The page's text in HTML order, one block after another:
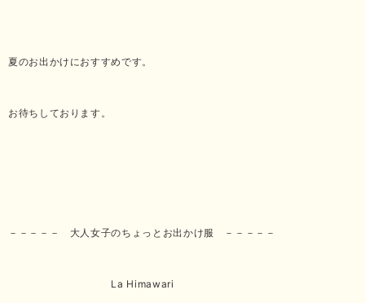
夏のお出かけにおすすめです。
お待ちしております。
－－－－－ 大人女子のちょっとお出かけ服 －－－－－
La Himawari